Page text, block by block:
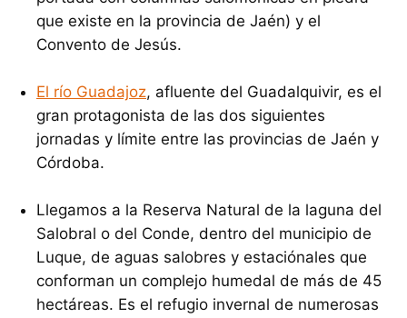
que existe en la provincia de Jaén) y el
Convento de Jesús.
El río Guadajoz, afluente del Guadalquivir, es el
gran protagonista de las dos siguientes
jornadas y límite entre las provincias de Jaén y
Córdoba.
Llegamos a la Reserva Natural de la laguna del
Salobral o del Conde, dentro del municipio de
Luque, de aguas salobres y estaciónales que
conforman un complejo humedal de más de 45
hectáreas. Es el refugio invernal de numerosas